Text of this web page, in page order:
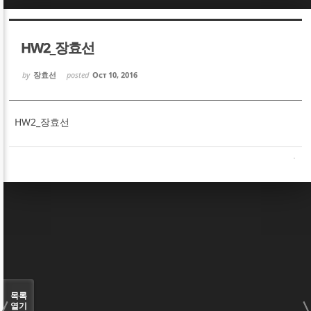
HW2_장효선
by 장효선 posted Oct 10, 2016
HW2_장효선
목록
열기
Sketchbook5, 스케치북5
Sketchbook5, 스케치북5
Sketchbook5, 스케치북5
Sketchbook5, 스케치북5